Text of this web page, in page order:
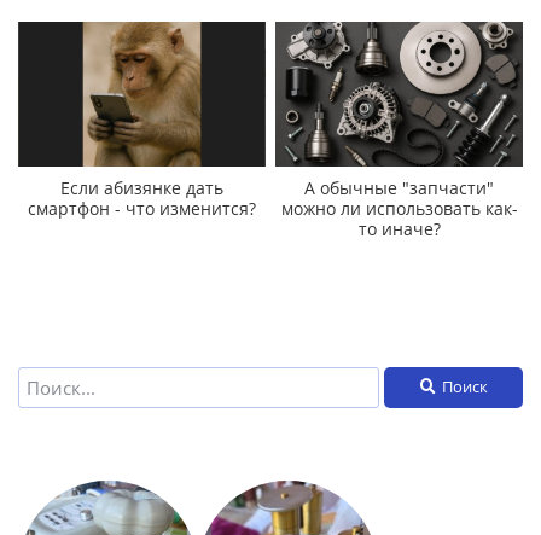
Если абизянке дать
смартфон - что изменится?
А обычные "запчасти"
можно ли использовать как-
то иначе?
Поиск